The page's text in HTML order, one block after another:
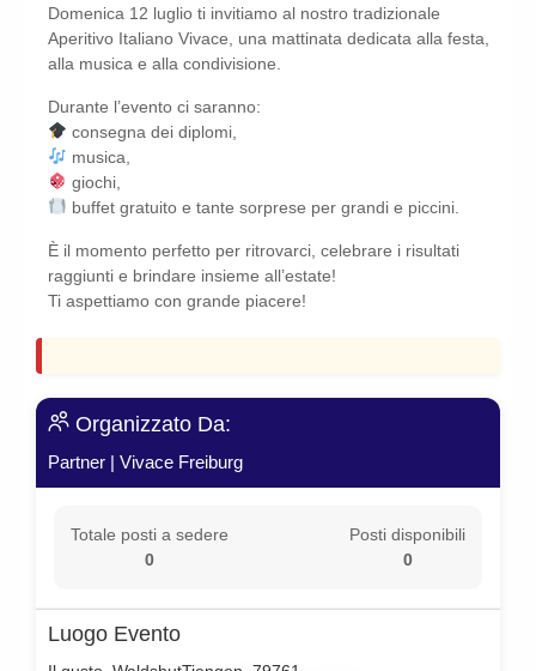
Domenica 12 luglio ti invitiamo al nostro tradizionale
Aperitivo Italiano Vivace, una mattinata dedicata alla festa,
alla musica e alla condivisione.
Durante l’evento ci saranno:
consegna dei diplomi,
musica,
giochi,
buffet gratuito e tante sorprese per grandi e piccini.
È il momento perfetto per ritrovarci, celebrare i risultati
raggiunti e brindare insieme all’estate!
Ti aspettiamo con grande piacere!
Organizzato Da:
Partner | Vivace Freiburg
Totale posti a sedere
0
Posti disponibili
0
Luogo Evento